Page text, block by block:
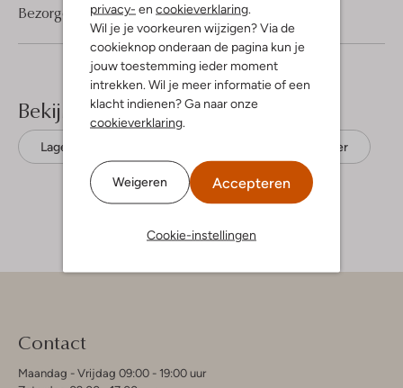
privacy- en cookieverklaring
Wil je je voorkeuren wijzigen? Via de
cookieknop onderaan de pagina kun je
jouw toestemming ieder moment
intrekken. Wil je meer informatie of een
klacht indienen? Ga naar onze
cookieverklaring
Weigeren Accepteren
Cookie-instellingen
Bezorgen & retourneren
Bekijk meer
Lage sneakers Leer
Contact
Maandag - Vrijdag 09:00 - 19:00 uur